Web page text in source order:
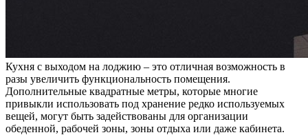
Кухня с выходом на лоджию – это отличная возможность в
разы увеличить функциональность помещения.
Дополнительные квадратные метры, которые многие
привыкли использовать под хранение редко используемых
вещей, могут быть задействованы для организации
обеденной, рабочей зоны, зоны отдыха или даже кабинета.